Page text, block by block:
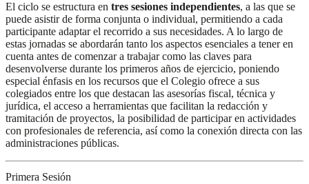
El ciclo se estructura en tres sesiones independientes, a las que se
puede asistir de forma conjunta o individual, permitiendo a cada
participante adaptar el recorrido a sus necesidades. A lo largo de
estas jornadas se abordarán tanto los aspectos esenciales a tener en
cuenta antes de comenzar a trabajar como las claves para
desenvolverse durante los primeros años de ejercicio, poniendo
especial énfasis en los recursos que el Colegio ofrece a sus
colegiados entre los que destacan las asesorías fiscal, técnica y
jurídica, el acceso a herramientas que facilitan la redacción y
tramitación de proyectos, la posibilidad de participar en actividades
con profesionales de referencia, así como la conexión directa con las
administraciones públicas.
Primera Sesión